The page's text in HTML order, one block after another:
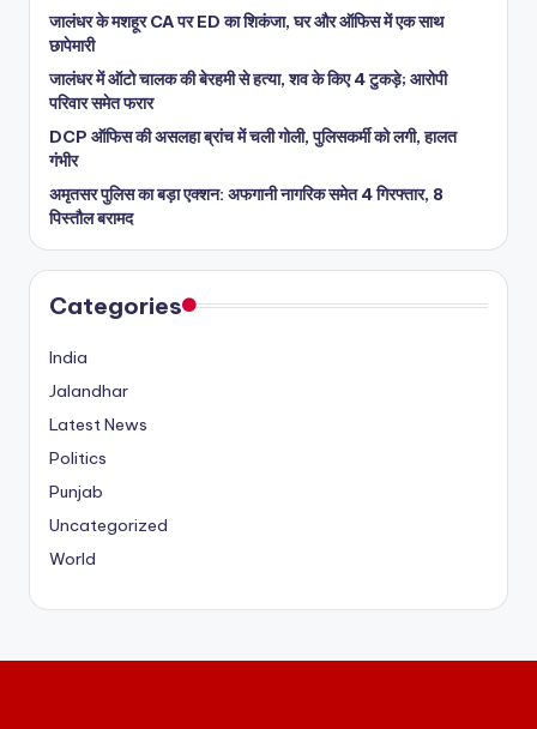
जालंधर के मशहूर CA पर ED का शिकंजा, घर और ऑफिस में एक साथ
छापेमारी
जालंधर में ऑटो चालक की बेरहमी से हत्या, शव के किए 4 टुकड़े; आरोपी
परिवार समेत फरार
DCP ऑफिस की असलहा ब्रांच में चली गोली, पुलिसकर्मी को लगी, हालत
गंभीर
अमृतसर पुलिस का बड़ा एक्शन: अफगानी नागरिक समेत 4 गिरफ्तार, 8
पिस्तौल बरामद
Categories
India
Jalandhar
Latest News
Politics
Punjab
Uncategorized
World